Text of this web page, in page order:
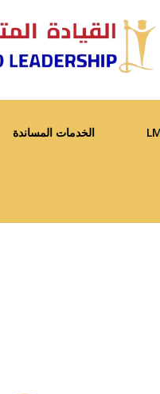
الخدمات المساندة